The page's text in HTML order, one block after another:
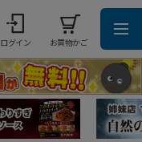
ログイン お買物かご